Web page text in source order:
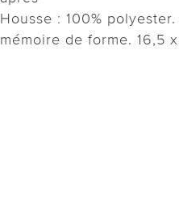
Housse : 100%
mémoire de forme. 16,5 x